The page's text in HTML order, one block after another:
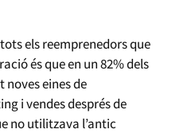
els reemprenedors que
és que en un 82% dels
eines de
i vendes després de
no utilitzava l’antic